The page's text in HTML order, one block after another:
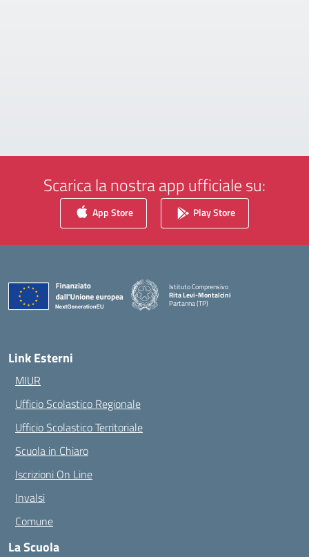
Scarica la nostra app ufficiale su:
App Store Play Store
Istituto Comprensivo
Rita Levi-Montalcini
Partanna (TP)
Link Esterni
MIUR
Ufficio Scolastico Regionale
Ufficio Scolastico Territoriale
Scuola in Chiaro
Iscrizioni On Line
Invalsi
Comune
La Scuola